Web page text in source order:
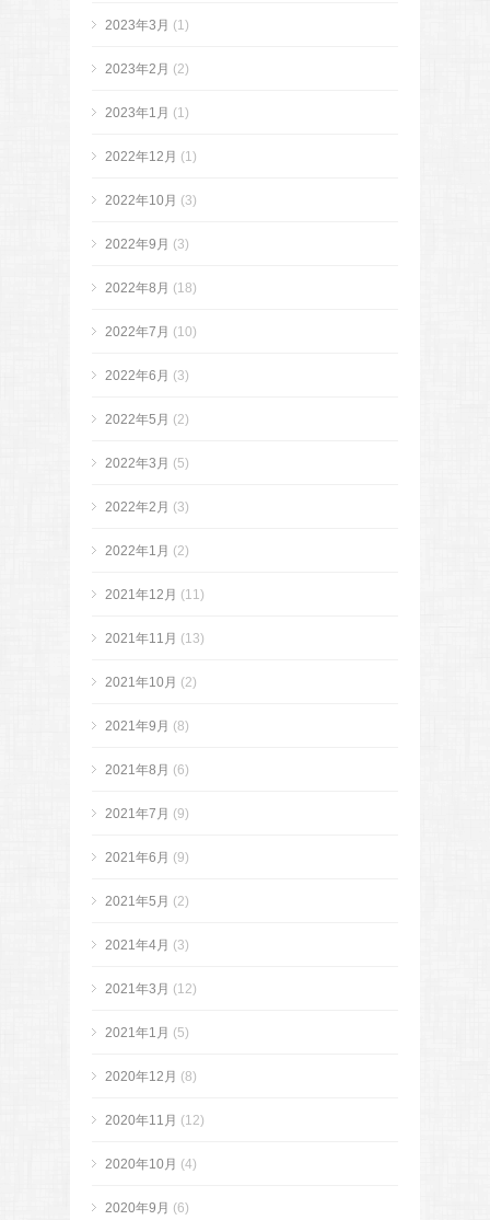
2023年3月 (1)
2023年2月 (2)
2023年1月 (1)
2022年12月 (1)
2022年10月 (3)
2022年9月 (3)
2022年8月 (18)
2022年7月 (10)
2022年6月 (3)
2022年5月 (2)
2022年3月 (5)
2022年2月 (3)
2022年1月 (2)
2021年12月 (11)
2021年11月 (13)
2021年10月 (2)
2021年9月 (8)
2021年8月 (6)
2021年7月 (9)
2021年6月 (9)
2021年5月 (2)
2021年4月 (3)
2021年3月 (12)
2021年1月 (5)
2020年12月 (8)
2020年11月 (12)
2020年10月 (4)
2020年9月 (6)